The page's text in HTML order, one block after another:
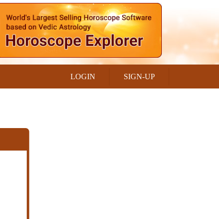
SIGN-UP
LOGIN